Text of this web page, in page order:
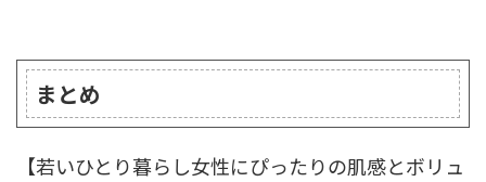
まとめ
【若いひとり暮らし女性にぴったりの肌感とボリュ